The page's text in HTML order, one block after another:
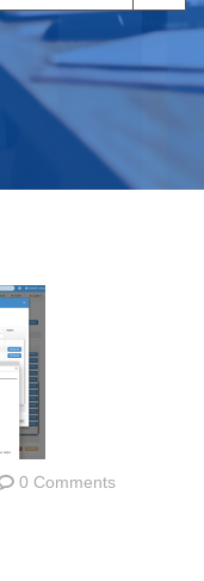
0 Comments